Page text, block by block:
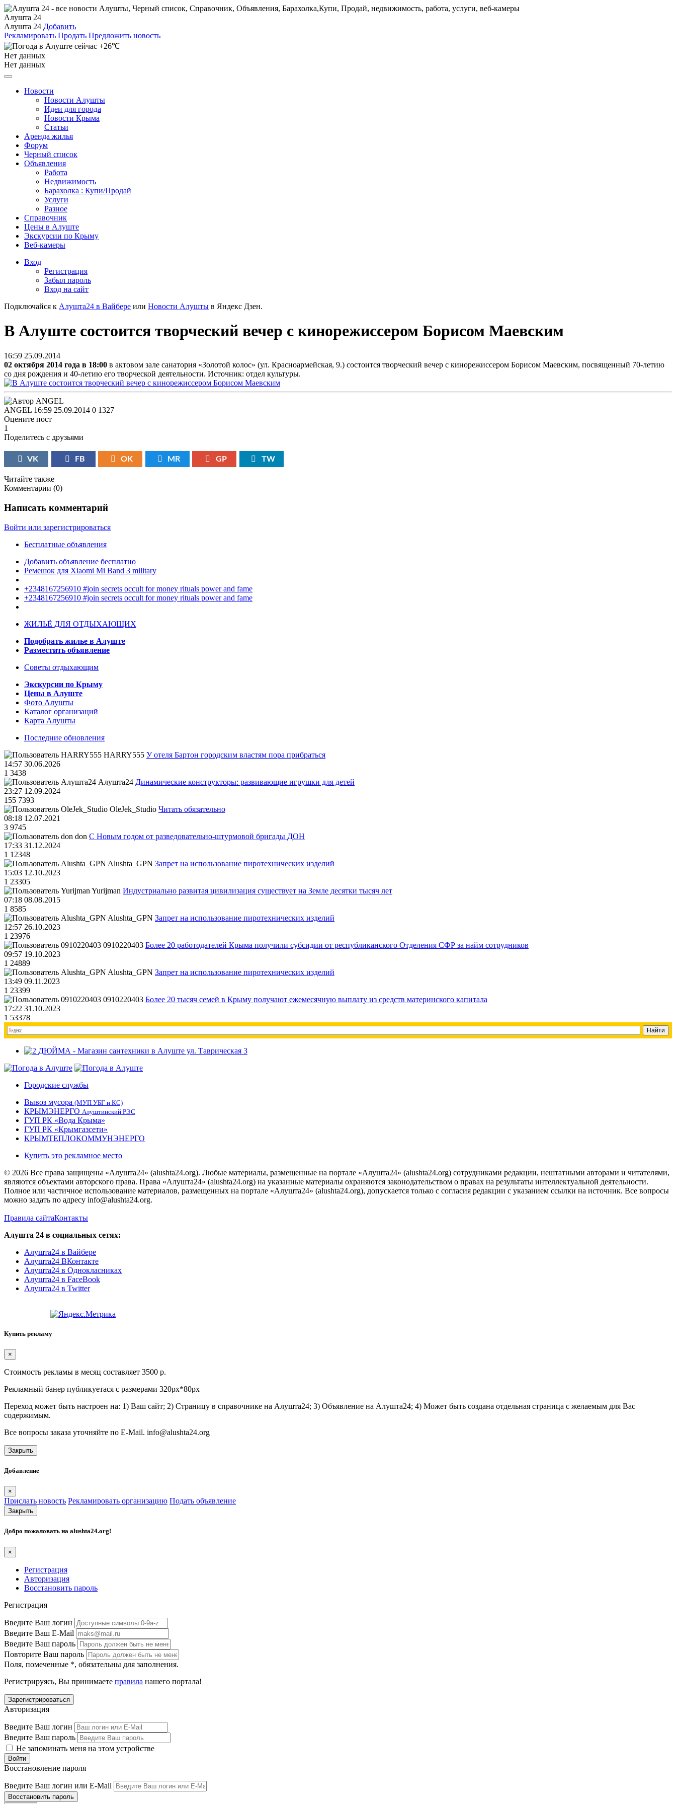
Алушта 24
Алушта 24 Добавить
Рекламировать Продать Предложить новость
+26℃
Нет данных
Нет данных
Новости
Новости Алушты
Идеи для города
Новости Крыма
Статьи
Аренда жилья
Форум
Черный список
Объявления
Работа
Недвижимость
Барахолка : Купи/Продай
Услуги
Разное
Справочник
Цены в Алуште
Экскурсии по Крыму
Веб-камеры
Вход
Регистрация
Забыл пароль
Вход на сайт
Подключайся к Алушта24 в Вайбере или Новости Алушты в Яндекс Дзен.
В Алуште состоится творческий вечер с кинорежиссером Борисом Маевским
16:59 25.09.2014
02 октября 2014 года в 18:00 в актовом зале санатория «Золотой колос» (ул. Красноармейская, 9.) состоится творческий вечер с кинорежиссером Борисом Маевским, посвященный 70-летию
со дня рождения и 40-летию его творческой деятельности. Источник: отдел культуры.
ANGEL 16:59 25.09.2014 0 1327
Оцените пост
1
Поделитесь с друзьями
VK FB OK MR GP TW
Читайте также
Комментарии (0)
Написать комментарий
Войти или зарегистрироваться
Бесплатные объявления
Добавить объявление бесплатно
Ремешок для Xiaomi Mi Band 3 military
+2348167256910 #join secrets occult for money rituals power and fame
+2348167256910 #join secrets occult for money rituals power and fame
ЖИЛЬЁ ДЛЯ ОТДЫХАЮЩИХ
Подобрать жилье в Алуште
Разместить объявление
Советы отдыхающим
Экскурсии по Крыму
Цены в Алуште
Фото Алушты
Каталог организаций
Карта Алушты
Последние обновления
HARRY555 У отеля Бартон городским властям пора прибраться
14:57 30.06.2026
1 3438
Алушта24 Динамические конструкторы: развивающие игрушки для детей
23:27 12.09.2024
155 7393
OleJek_Studio Читать обязательно
08:18 12.07.2021
3 9745
don С Новым годом от разведовательно-штурмовой бригады ДОН
17:33 31.12.2024
1 12348
Alushta_GPN Запрет на использование пиротехнических изделий
15:03 12.10.2023
1 23305
Yurijman Индустриально развитая цивилизация существует на Земле десятки тысяч лет
07:18 08.08.2015
1 8585
Alushta_GPN Запрет на использование пиротехнических изделий
12:57 26.10.2023
1 23976
0910220403 Более 20 работодателей Крыма получили субсидии от республиканского Отделения СФР за найм сотрудников
09:57 19.10.2023
1 24889
Alushta_GPN Запрет на использование пиротехнических изделий
13:49 09.11.2023
1 23399
0910220403 Более 20 тысяч семей в Крыму получают ежемесячную выплату из средств материнского капитала
17:22 31.10.2023
1 53378
Городские службы
Вывоз мусора (МУП УБГ и КС)
КРЫМЭНЕРГО Алуштинский РЭС
ГУП РК «Вода Крыма»
ГУП РК «Крымгазсети»
КРЫМТЕПЛОКОММУНЭНЕРГО
Купить это рекламное место
© 2026 Все права защищены «Алушта24» (alushta24.org). Любые материалы, размещенные на портале «Алушта24» (alushta24.org) сотрудниками редакции, нештатными авторами и читателями,
являются объектами авторского права. Права «Алушта24» (alushta24.org) на указанные материалы охраняются законодательством о правах на результаты интеллектуальной деятельности.
Полное или частичное использование материалов, размещенных на портале «Алушта24» (alushta24.org), допускается только с согласия редакции с указанием ссылки на источник. Все вопросы
можно задать по адресу info@alushta24.org.
Правила сайтаКонтакты
Алушта 24 в социальных сетях:
Алушта24 в Вайбере
Алушта24 ВКонтакте
Алушта24 в Однокласниках
Алушта24 в FaceBook
Алушта24 в Twitter
Купить рекламу
×
Стоимость рекламы в месяц составляет 3500 р.
Рекламный банер публикуетася с размерами 320px*80px
Переход может быть настроен на: 1) Ваш сайт; 2) Страницу в справочнике на Алушта24; 3) Объявление на Алушта24; 4) Может быть создана отдельная страница с желаемым для Вас
содержимым.
Все вопросы заказа уточняйте по E-Mail. info@alushta24.org
Закрыть
Добавление
×
Прислать новость Рекламировать организацию Подать объявление
Закрыть
Добро пожаловать на alushta24.org!
×
Регистрация
Авторизация
Восстановить пароль
Регистрация
Введите Ваш логин
Введите Ваш E-Mail
Введите Ваш пароль
Повторите Ваш пароль
Поля, помеченные *, обязательны для заполнения.
Регистрируясь, Вы принимаете правила нашего портала!
Авторизация
Введите Ваш логин
Введите Ваш пароль
Не запоминать меня на этом устройстве
Восстановление пароля
Введите Ваш логин или E-Mail